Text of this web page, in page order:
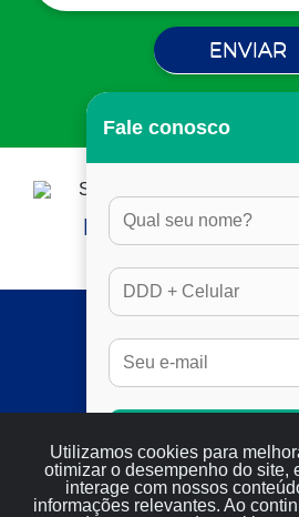
Utilizamos cookies para
otimizar o desempenho do site,
interage com nossos
informações relevantes. Ao
HORÁRIO DE
DAS 8H ÀS 17H30, EM
FULL SEO
BLOG
CONTATO
Fale conosco